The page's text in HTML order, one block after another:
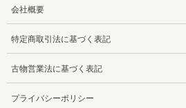
会社概要
特定商取引法に基づく表記
古物営業法に基づく表記
プライバシーポリシー